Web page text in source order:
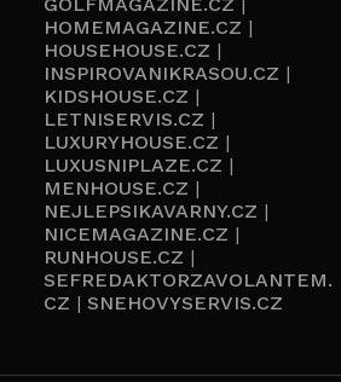
HOMEMAGAZINE.CZ |
HOUSEHOUSE.CZ |
INSPIROVANIKRASOU.CZ |
KIDSHOUSE.CZ |
LETNISERVIS.CZ |
LUXURYHOUSE.CZ |
LUXUSNIPLAZE.CZ |
MENHOUSE.CZ |
NEJLEPSIKAVARNY.CZ |
NICEMAGAZINE.CZ |
RUNHOUSE.CZ |
SEFREDAKTORZAVOLANTEM.
CZ | SNEHOVYSERVIS.CZ